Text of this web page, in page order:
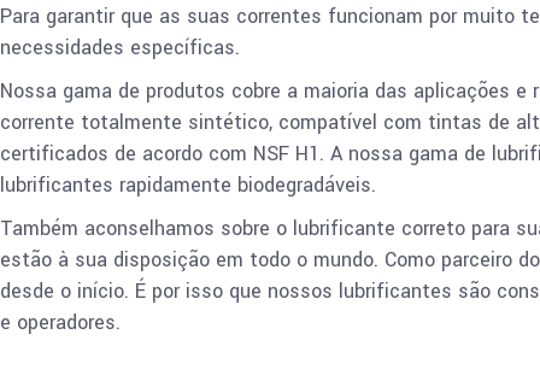
Para garantir que as suas correntes funcionam por muito
necessidades específicas.
Nossa gama de produtos cobre a maioria das aplicações
corrente totalmente sintético, compatível com tintas de
certificados de acordo com NSF H1. A nossa gama de
lubrificantes rapidamente biodegradáveis.
Também aconselhamos sobre o lubrificante correto para
estão à sua disposição em todo o mundo. Como parceiro
desde o início. É por isso que nossos lubrificantes são
e operadores.